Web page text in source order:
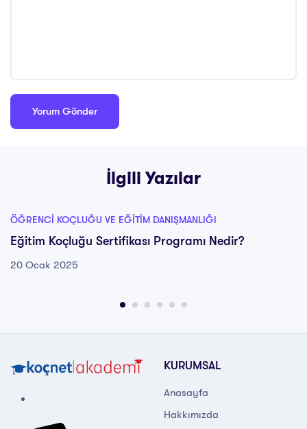
İlgili Yazılar
ÖĞRENCI KOÇLUĞU VE EĞITIM DANIŞMANLIĞI
Eğitim Koçluğu Sertifikası Programı Nedir?
20 Ocak 2025
KURUMSAL
Anasayfa
Hakkımızda